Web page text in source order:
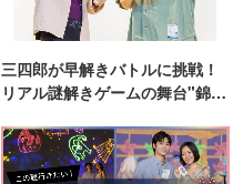
三四郎が早解きバトルに挑戦！
リアル謎解きゲームの舞台"錦糸